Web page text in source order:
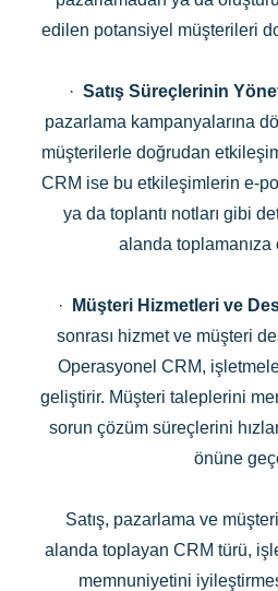
edilen potansiyel müşterileri
· Satış Süreçlerinin
pazarlama kampanyalarına
müşterilerle doğrudan
CRM ise bu etkileşimlerin e-
ya da toplantı notları gibi
alanda toplamanıza
· Müşteri Hizmetleri ve
sonrası hizmet ve müşteri
Operasyonel CRM,
geliştirir. Müşteri taleplerini
sorun çözüm süreçlerini
önüne
Satış, pazarlama ve
alanda toplayan CRM türü,
memnuniyetini